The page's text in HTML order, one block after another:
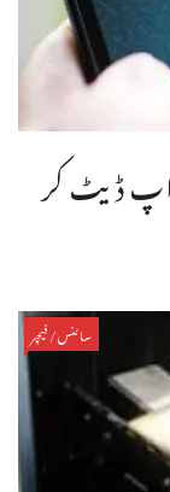
ڈیٹ کر
سائنس/فیچر